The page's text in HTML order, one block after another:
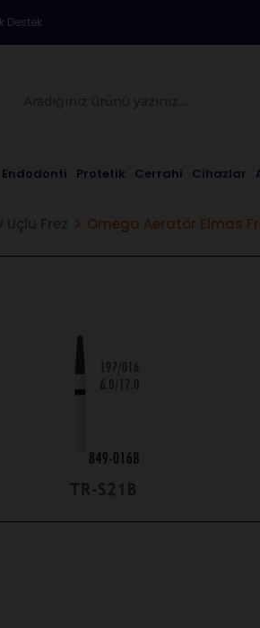
Destek
Endodonti Protetik Cerrahi Cihazlar
Omega Aeratör Elmas